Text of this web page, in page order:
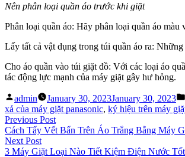
Nên phân loại quần áo trước khi giặt
Phân loại quần áo: Hãy phân loại quần áo
Lấy tất cả vật dụng trong túi quần áo ra:
Cho áo quần vào túi giặt đồ: Với các loại áo
tác động lực mạnh của máy giặt gây hư hỏng.
Posted
by
admin January 30, 2023January 30, 2023
xả của máy giặt panasonic, ký hiệu trên máy
Post
navigation
Previous PostPrevious
post:
Cách Tẩy Vết Bẩn Trên Áo Trắng Bằng Máy
Next PostNext
post:
3 Máy Giặt Loại Nào Tiết Kiệm Điện Nước